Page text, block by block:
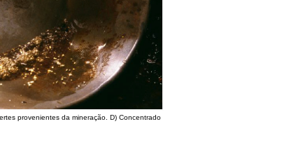
provenientes da mineração. D) Concentrado